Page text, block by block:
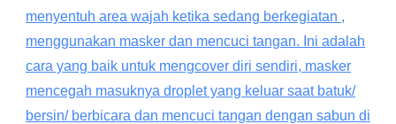
menyentuh area wajah ketika sedang berkegiatan ,
menggunakan masker dan mencuci tangan. Ini adalah
cara yang baik untuk mengcover diri sendiri, masker
mencegah masuknya droplet yang keluar saat batuk/
bersin/ berbicara dan mencuci tangan dengan sabun di